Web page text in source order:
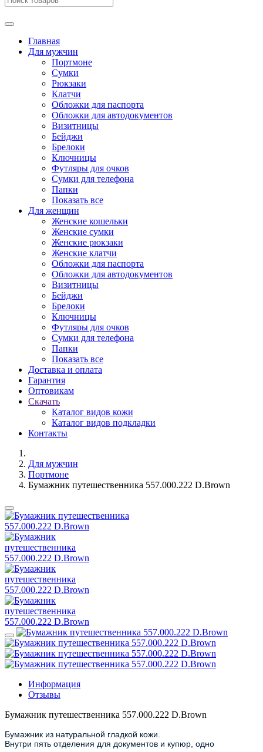
Главная
Для мужчин
Портмоне
Сумки
Рюкзаки
Клатчи
Обложки для паспорта
Обложки для автодокументов
Визитницы
Бейджи
Брелоки
Ключницы
Футляры для очков
Сумки для телефона
Папки
Показать все
Для женщин
Женские кошельки
Женские сумки
Женские рюкзаки
Женские клатчи
Обложки для паспорта
Обложки для автодокументов
Визитницы
Бейджи
Брелоки
Ключницы
Футляры для очков
Сумки для телефона
Папки
Показать все
Доставка и оплата
Гарантия
Оптовикам
Скачать
Каталог видов кожи
Каталог видов подкладки
Контакты
Для мужчин
Портмоне
Бумажник путешественника 557.000.222 D.Brown
Информация
Отзывы
Бумажник путешественника 557.000.222 D.Brown
Бумажник из натуральной гладкой кожи.
Внутри пять отделения для документов и купюр, одно